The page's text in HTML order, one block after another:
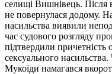
селищі Вишнівець. Після
не повернулася додому.
насильства виявили
час судового розгляду
підтвердили причетність
сексуального
Мукоїди намагався